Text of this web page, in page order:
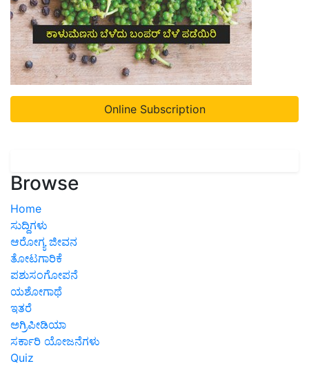
Online Subscription
Browse
Home
ಸುದ್ದಿಗಳು
ಆರೋಗ್ಯ ಜೀವನ
ತೋಟಗಾರಿಕೆ
ಪಶುಸಂಗೋಪನೆ
ಯಶೋಗಾಥೆ
ಇತರೆ
ಅಗ್ರಿಪೀಡಿಯಾ
ಸರ್ಕಾರಿ ಯೋಜನೆಗಳು
Quiz